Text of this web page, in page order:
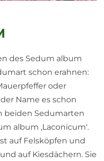
des Sedum album
schon erahnen:
oder
Name es schon
beiden Sedumarten
album ‚Laconicum‘.
auf Felsköpfen und
auf Kiesdächern. Sie